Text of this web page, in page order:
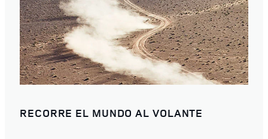
RECORRE EL MUNDO AL VOLANTE